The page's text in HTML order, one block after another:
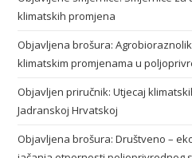
klimatskih promjena
Objavljena brošura:
klimatskim promjenama u
Objavljen priručnik: Utjecaj
Jadranskoj Hrvatskoj
Objavljena brošura: Društveno –